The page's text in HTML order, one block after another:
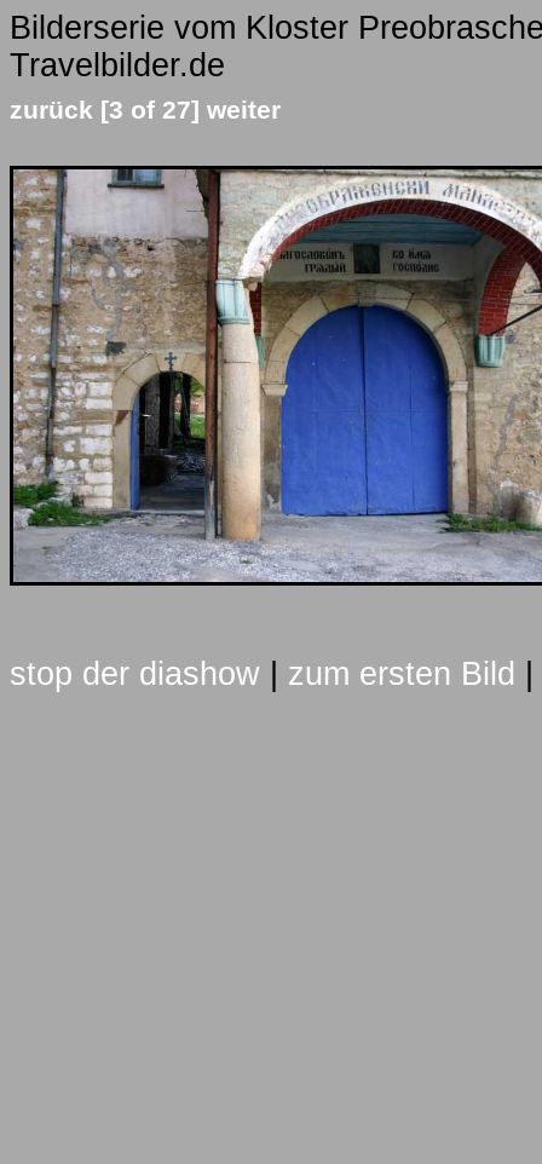
Bilderserie vom Kloster
Travelbilder.de
zurück [3 of 27] weiter
stop der diashow zum ersten Bild